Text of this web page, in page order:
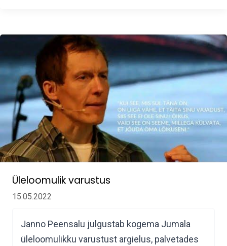
Üleloomulik varustus
15.05.2022
Janno Peensalu julgustab kogema Jumala
üleloomulikku varustust argielus, palvetades